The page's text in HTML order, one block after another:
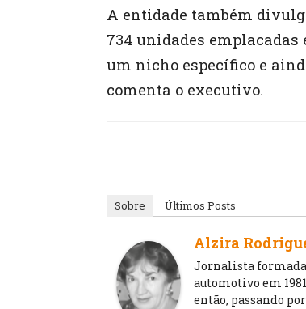
A entidade também
734 unidades emplacadas
um nicho específico e
comenta o executivo.
Sobre Últimos Posts
Alzira
Jornalista formada
automotivo em
então, passando